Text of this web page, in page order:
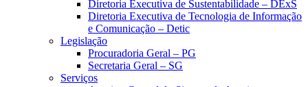
Diretoria Executiva de Sustentabilidade – DExS
Diretoria Executiva de Tecnologia de Informação
e Comunicação – Detic
Legislação
Procuradoria Geral – PG
Secretaria Geral – SG
Serviços